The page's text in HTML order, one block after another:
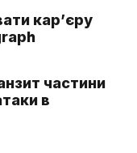
кар’єру
частини
в